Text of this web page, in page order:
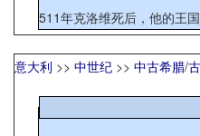
511年克洛维死后，他的王
意大利 >> 中世纪 >> 中古希腊/